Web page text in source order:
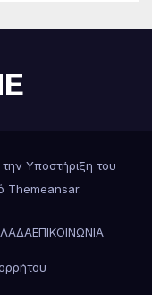
Υποστήριξη του
Themeansar.
ΕΠΙΚΟΙΝΩΝΙΑ